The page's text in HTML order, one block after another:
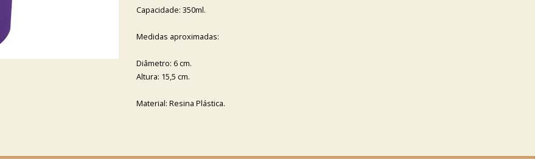
Capacidade: 350ml.
Medidas aproximadas:
Diâmetro: 6 cm.
Altura: 15,5 cm.
Material: Resina Plástica.